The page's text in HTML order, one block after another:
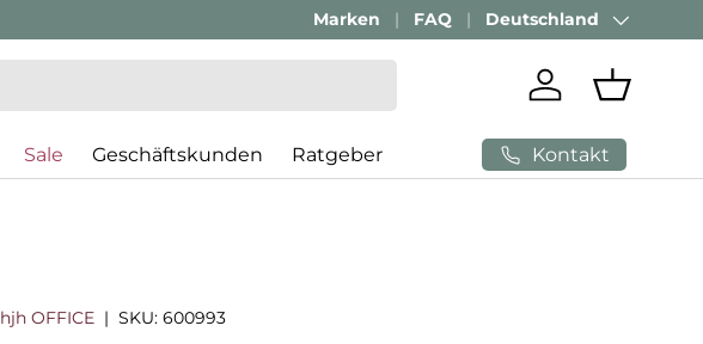
Passenden Bürostuhl finden mitAI-Beratung
Marken FAQ Land/Region
Deutschland
Einloggen
Sale Geschäftskunden Ratgeber Kontakt
hjh OFFICE |SKU: 600993